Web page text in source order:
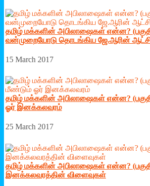
தமிழ் மக்களின் அபிலாஷைகள் என்ன?
வன்முறையோடு தொடங்கிய ஜே.ஆரின்
15 March 2017
தமிழ் மக்களின் அபிலாஷைகள் என்ன?
ஓர் இனக்கலவரம்
25 March 2017
தமிழ் மக்களின் அபிலாஷைகள் என்ன? (பகுதி
இனக்கலவரத்தின் விளைவுகள்